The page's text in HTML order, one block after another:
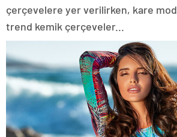
çerçevelere yer verilirken, kare
trend kemik çerçeveler...